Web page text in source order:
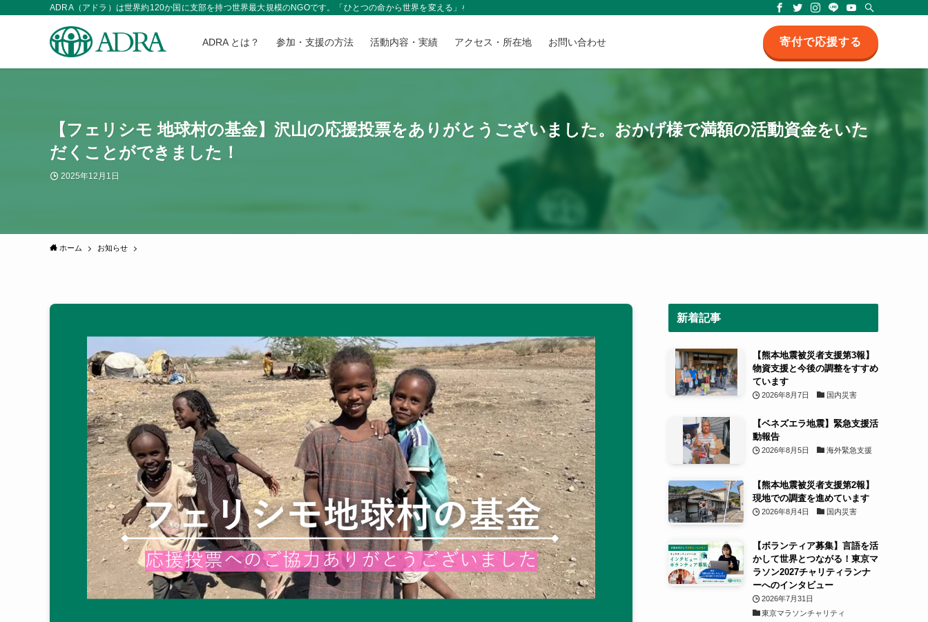
ADRA（アドラ）は世界約120か国に支部を持つ世界最大規模のNGOです。「ひとつの命から世界を変える」をモットーに、皆さまからの温かいご支援のもと、紛争・災害被災地や途上国において一人ひとりに寄り添う活動に取り組
ADRA とは？ 参加・支援の方法 活動内容・実績 アクセス・所在地 お問い合わせ 寄付で応援する
【フェリシモ 地球村の基金】沢山の応援投票をありがとうございました。おかげ様で満額の活動資金をいた
だくことができました！
2025年12月1日
ホーム お知らせ
新着記事
【熊本地震被災者支援第3報】
物資支援と今後の調整をすすめ
ています
2026年8月7日 国内災害
【ベネズエラ地震】緊急支援活
動報告
2026年8月5日 海外緊急支援
【熊本地震被災者支援第2報】
現地での調査を進めています
2026年8月4日 国内災害
【ボランティア募集】言語を活
かして世界とつながる！東京マ
ラソン2027チャリティランナ
ーへのインタビュー
2026年7月31日
東京マラソンチャリティ